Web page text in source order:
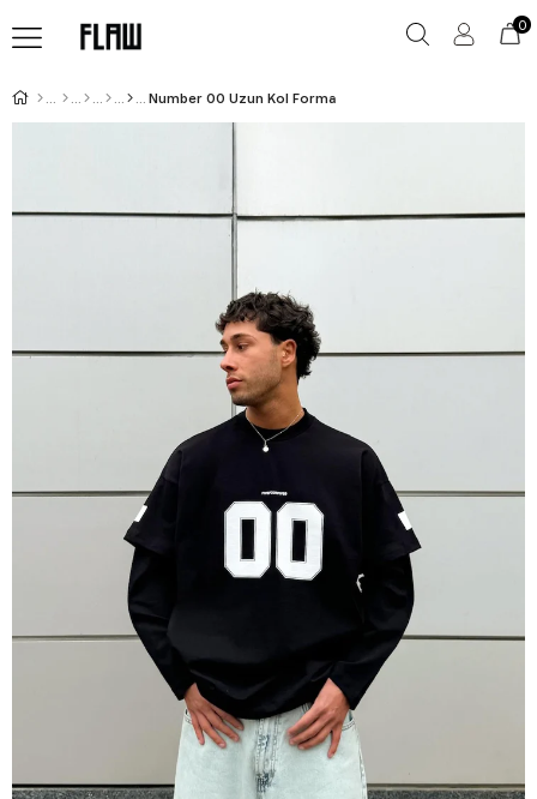
0
Number 00 Uzun Kol Forma